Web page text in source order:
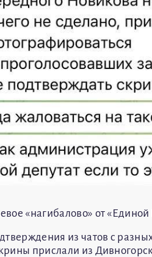
«нагибалово» от «Единой
из чатов с
прислали из